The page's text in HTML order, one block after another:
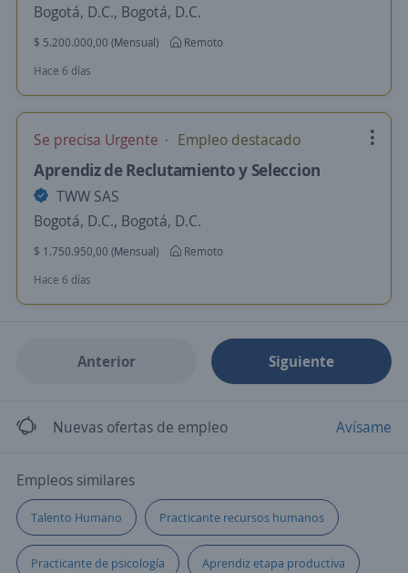
Bogotá, D.C., Bogotá, D.C.
$ 5.200.000,00 (Mensual)
Remoto
Hace 6 días
Se precisa Urgente Empleo destacado
Aprendiz de Reclutamiento y Seleccion
TWW SAS
Bogotá, D.C., Bogotá, D.C.
$ 1.750.950,00 (Mensual)
Remoto
Hace 6 días
Anterior Siguiente
Nuevas ofertas de empleo Avísame
Empleos similares
Talento Humano Practicante recursos humanos
Practicante de psicología Aprendiz etapa productiva